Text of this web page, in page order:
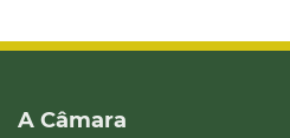
A Câmara